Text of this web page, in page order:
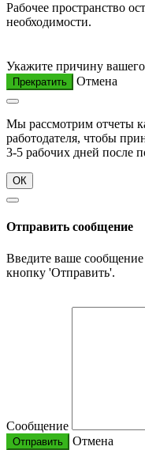
Рабочее пространство
необходимости.
Укажите причину вашего
Прекратить Отмена
Мы рассмотрим отчеты
работодателя, чтобы
3-5 рабочих дней после
ОК
Отправить сообщение
Введите ваше
кнопку 'Отправить'.
Сообщение
Отправить Отмена